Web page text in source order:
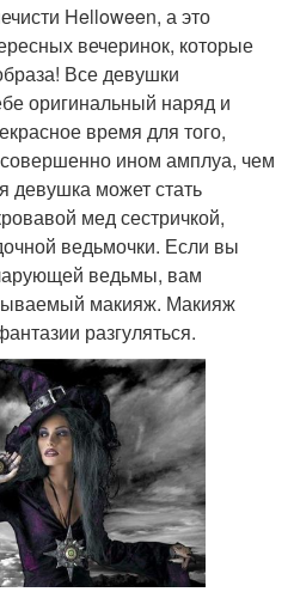
Helloween, а это
вечеринок, которые
Все девушки
оригинальный наряд и
время для того,
ином амплуа, чем
девушка может стать
мед сестричкой,
ведьмочки. Если вы
ведьмы, вам
макияж. Макияж
разгуляться.